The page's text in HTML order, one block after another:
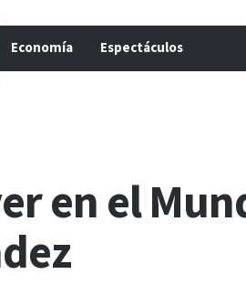
Economía Espectáculos
en el